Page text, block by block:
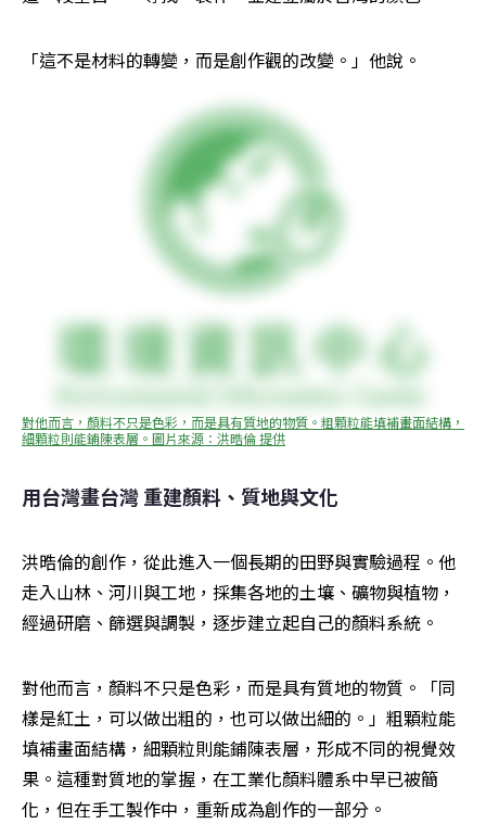
「這不是材料的轉變，而是創作觀的改變。」他說。
對他而言，顏料不只是色彩，而是具有質地的物質。粗顆粒能填補畫面結構，
細顆粒則能鋪陳表層。圖片來源：洪晧倫 提供
用台灣畫台灣 重建顏料、質地與文化
洪晧倫的創作，從此進入一個長期的田野與實驗過程。他
走入山林、河川與工地，採集各地的土壤、礦物與植物，
經過研磨、篩選與調製，逐步建立起自己的顏料系統。
對他而言，顏料不只是色彩，而是具有質地的物質。「同
樣是紅土，可以做出粗的，也可以做出細的。」粗顆粒能
填補畫面結構，細顆粒則能鋪陳表層，形成不同的視覺效
果。這種對質地的掌握，在工業化顏料體系中早已被簡
化，但在手工製作中，重新成為創作的一部分。